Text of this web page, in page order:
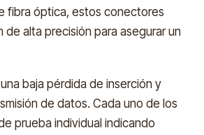
fibra óptica, estos conectores
de alta precisión para asegurar un
baja pérdida de inserción y
de datos. Cada uno de los
prueba individual indicando